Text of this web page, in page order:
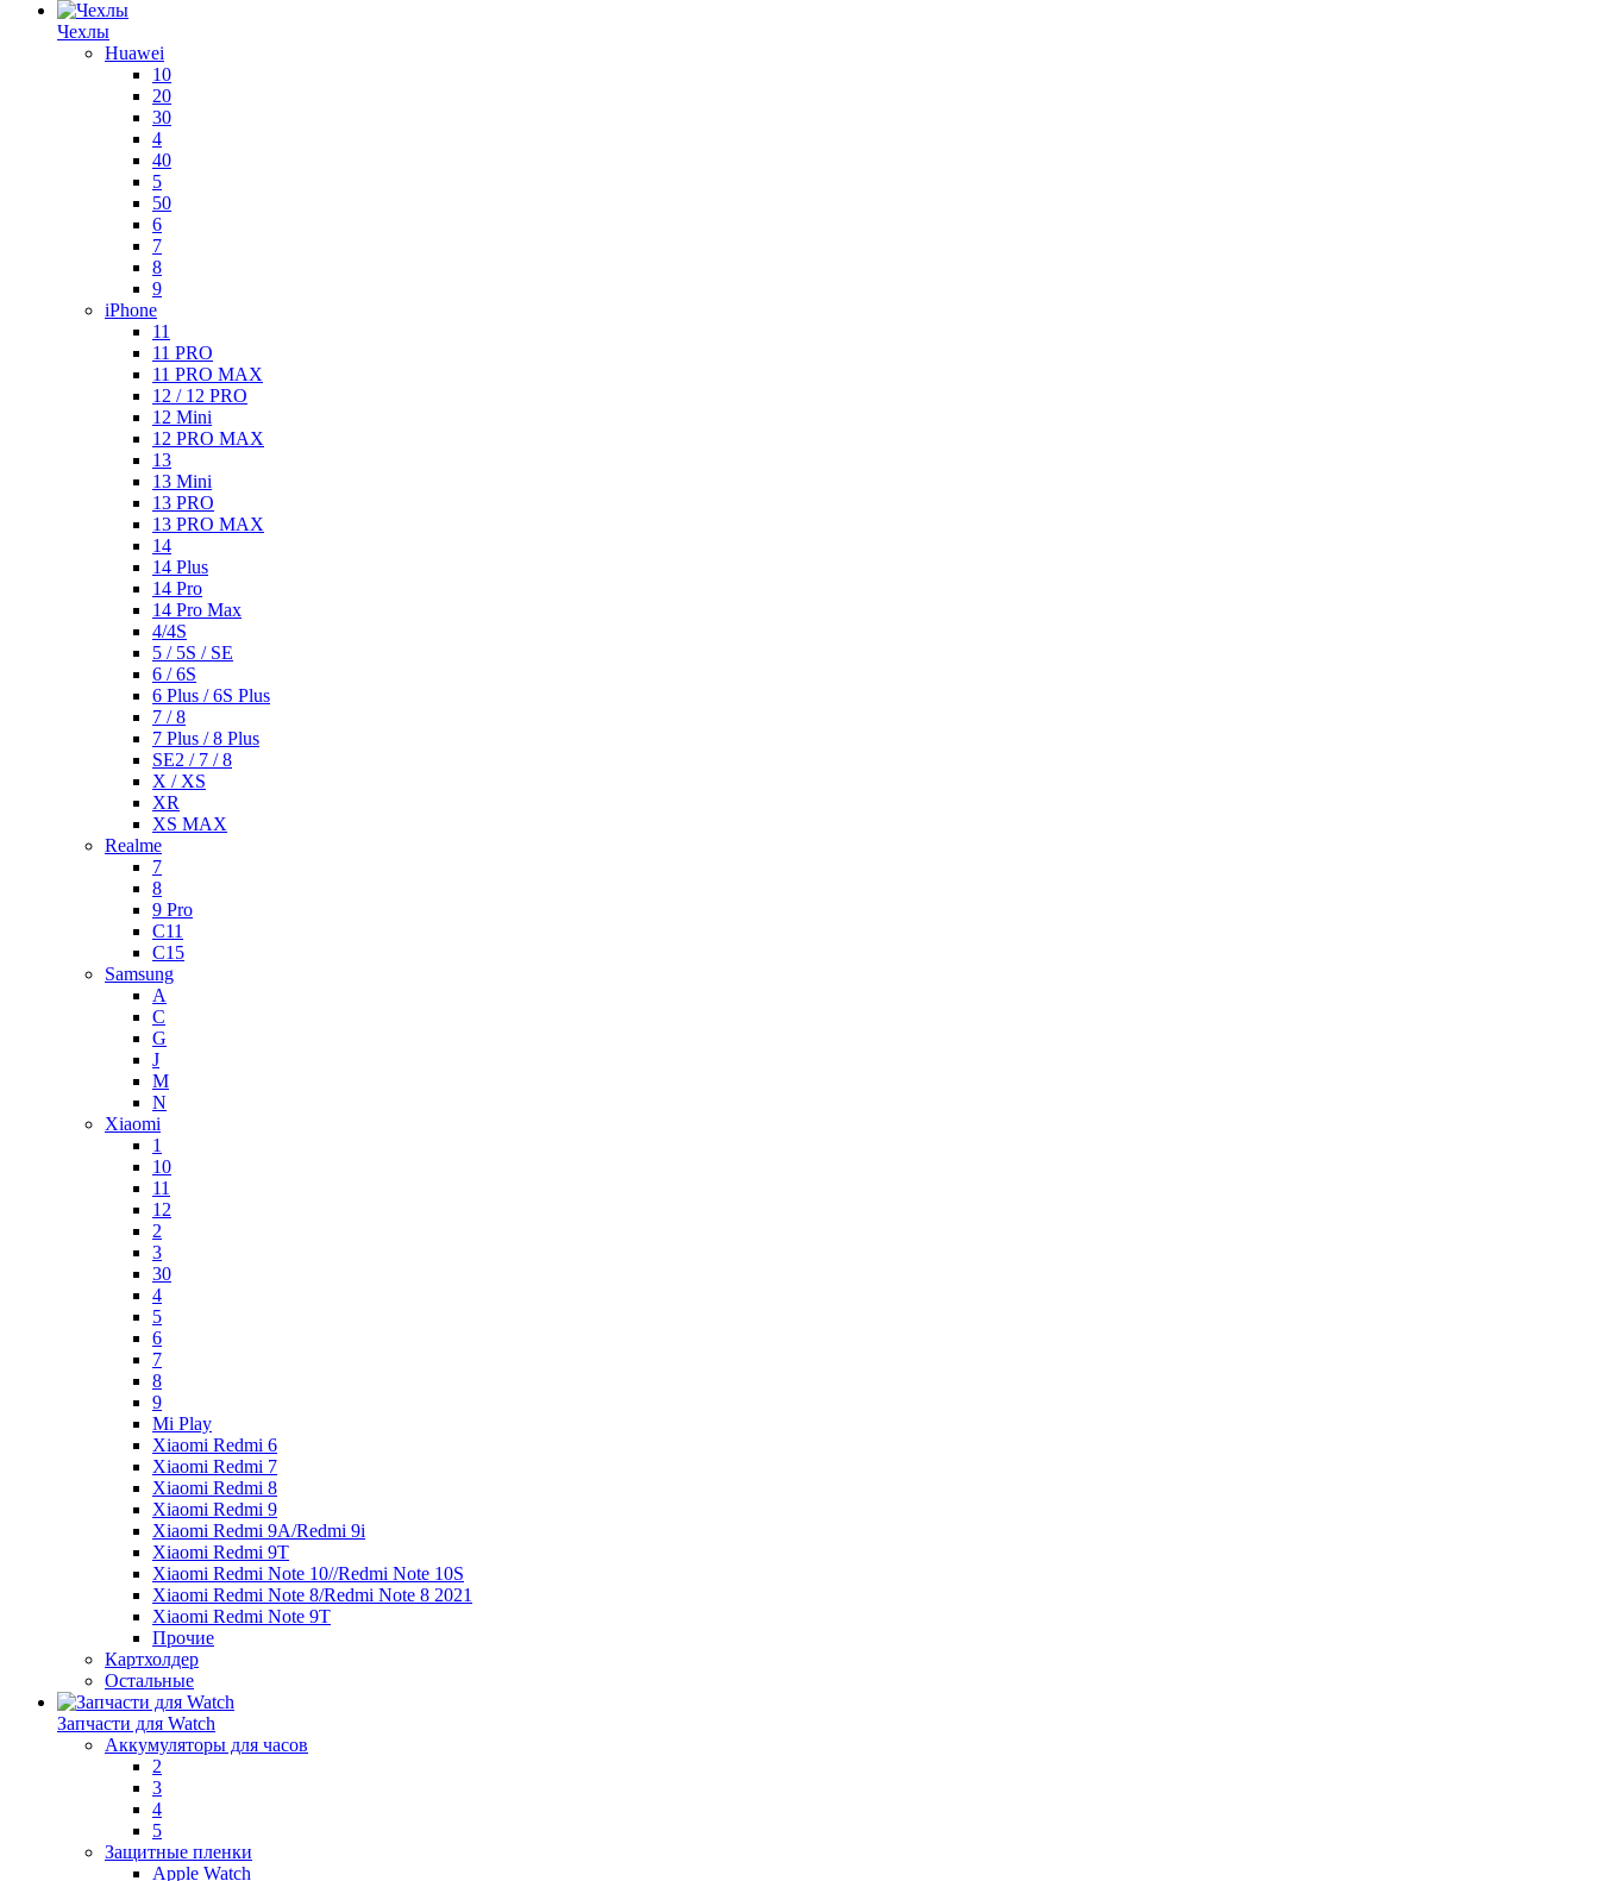
Чехлы
Huawei
10
20
30
4
40
5
50
6
7
8
9
iPhone
11
11 PRO
11 PRO MAX
12 / 12 PRO
12 Mini
12 PRO MAX
13
13 Mini
13 PRO
13 PRO MAX
14
14 Plus
14 Pro
14 Pro Max
4/4S
5 / 5S / SE
6 / 6S
6 Plus / 6S Plus
7 / 8
7 Plus / 8 Plus
SE2 / 7 / 8
X / XS
XR
XS MAX
Realme
7
8
9 Pro
C11
C15
Samsung
A
C
G
J
M
N
Xiaomi
1
10
11
12
2
3
30
4
5
6
7
8
9
Mi Play
Xiaomi Redmi 6
Xiaomi Redmi 7
Xiaomi Redmi 8
Xiaomi Redmi 9
Xiaomi Redmi 9A/Redmi 9i
Xiaomi Redmi 9T
Xiaomi Redmi Note 10//Redmi Note 10S
Xiaomi Redmi Note 8/Redmi Note 8 2021
Xiaomi Redmi Note 9T
Прочие
Картхолдер
Остальные
Запчасти для Watch
Аккумуляторы для часов
2
3
4
5
Защитные пленки
Apple Watch